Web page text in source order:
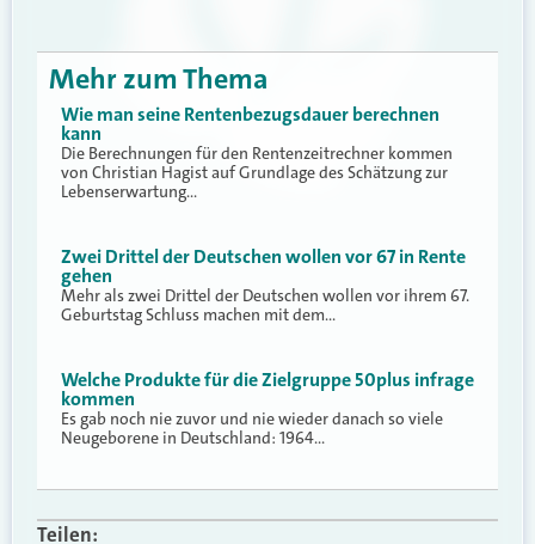
Mehr zum Thema
Wie man seine Rentenbezugsdauer berechnen
kann
Die Berechnungen für den Rentenzeitrechner kommen
von Christian Hagist auf Grundlage des Schätzung zur
Lebenserwartung…
Zwei Drittel der Deutschen wollen vor 67 in Rente
gehen
Mehr als zwei Drittel der Deutschen wollen vor ihrem 67.
Geburtstag Schluss machen mit dem…
Welche Produkte für die Zielgruppe 50plus infrage
kommen
Es gab noch nie zuvor und nie wieder danach so viele
Neugeborene in Deutschland: 1964…
Teilen: